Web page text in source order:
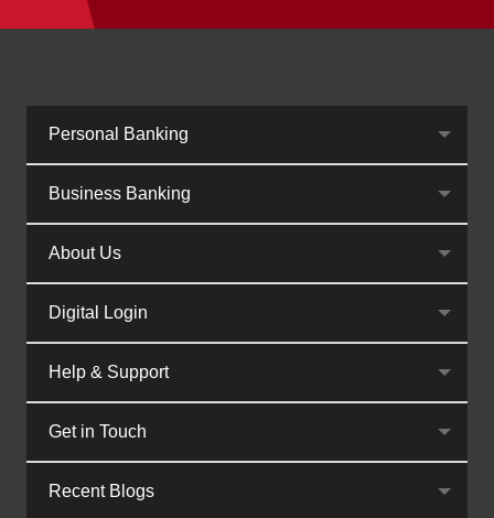
Personal Banking
Business Banking
About Us
Digital Login
Help & Support
Get in Touch
Recent Blogs